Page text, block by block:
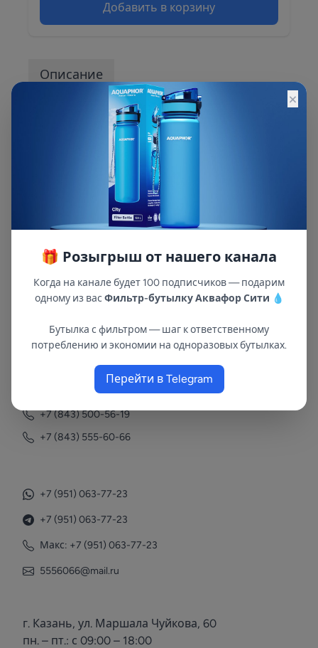
Добавить в корзину
Описание
Описание и характеристики смотрите на
В республиках Татарстан и Марий Эл
+7 (843) 558-78-43
+7 (843) 500-56-19
+7 (843) 555-60-66
+7 (951) 063-77-23
+7 (951) 063-77-23
Макс: +7 (951) 063-77-23
5556066@mail.ru
г. Казань, ул. Маршала Чуйкова, 60
пн. – пт.: с 09:00 – 18:00
×
🎁 Розыгрыш от нашего канала
Когда на канале будет 100 подписчиков — подарим
одному из вас Фильтр-бутылку Аквафор Сити 💧
Бутылка с фильтром — шаг к ответственному
потреблению и экономии на одноразовых бутылках.
Перейти в Telegram